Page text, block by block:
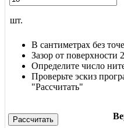
шт.
В сантиметрах без
Зазор от поверхности
Определите число
Проверьте эскиз
"Рассчитать"
Рассчитать